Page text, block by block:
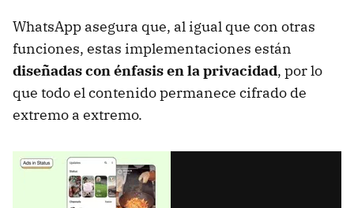
WhatsApp asegura que, al igual que con otras
funciones, estas implementaciones están
diseñadas con énfasis en la privacidad, por lo
que todo el contenido permanece cifrado de
extremo a extremo.